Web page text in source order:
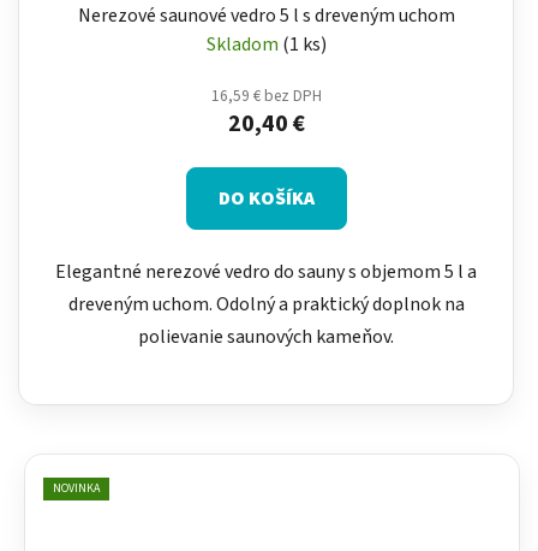
Nerezové saunové vedro 5 l s dreveným uchom
Skladom (1 ks)
16,59 € bez DPH
20,40 €
DO KOŠÍKA
Elegantné nerezové vedro do sauny s objemom 5 l a
dreveným uchom. Odolný a praktický doplnok na
polievanie saunových kameňov.
NOVINKA